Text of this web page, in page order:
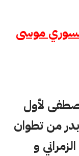
موسى
لأول
من تطوان
و